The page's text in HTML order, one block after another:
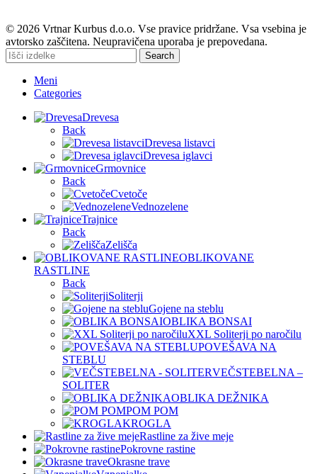
© 2026 Vrtnar Kurbus d.o.o. Vse pravice pridržane. Vsa vsebina je
avtorsko zaščitena. Neupravičena uporaba je prepovedana.
Search
Meni
Categories
Drevesa
Back
Drevesa listavci
Drevesa iglavci
Grmovnice
Back
Cvetoče
Vednozelene
Trajnice
Back
Zelišča
OBLIKOVANE
RASTLINE
Back
Soliterji
Gojene na steblu
OBLIKA BONSAI
XXL Soliterji po naročilu
POVEŠAVA NA
STEBLU
VEČSTEBELNA –
SOLITER
OBLIKA DEŽNIKA
POM POM
KROGLA
Rastline za žive meje
Pokrovne rastine
Okrasne trave